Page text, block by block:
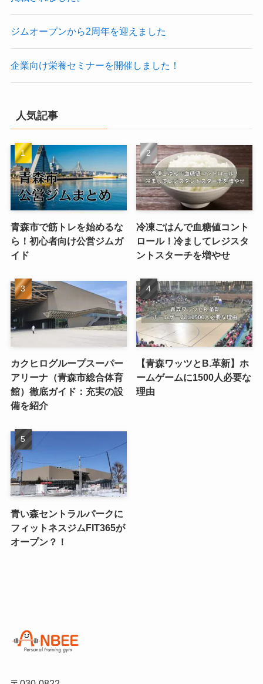
ジムオープンから2周年を迎えました
企業向け栄養セミナーを開催しました！
人気記事
青森市で筋トレを始めるな
ら！初心者向け公営ジムガ
イド
冷凍ごはんで血糖値コント
ロール！冷ましてレジスタ
ントスターチを増やせ
カクヒログループスーパー
アリーナ（青森市総合体育
館）徹底ガイド：充実の設
備を紹介
【青森ワッツとB.革新】ホ
ームゲームに1500人必要な
理由
青い森セントラルパークに
フィットネスジムFIT365が
オープン？！